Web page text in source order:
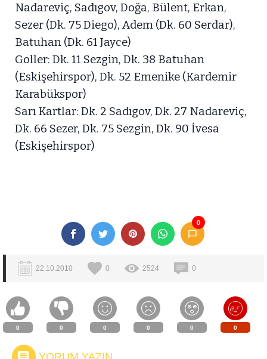
Nadareviç, Sadıgov, Doğa, Bülent, Erkan,
Sezer (Dk. 75 Diego), Adem (Dk. 60 Serdar),
Batuhan (Dk. 61 Jayce)
Goller: Dk. 11 Sezgin, Dk. 38 Batuhan
(Eskişehirspor), Dk. 52 Emenike (Kardemir
Karabükspor)
Sarı Kartlar: Dk. 2 Sadıgov, Dk. 27 Nadareviç,
Dk. 66 Sezer, Dk. 75 Sezgin, Dk. 90 İvesa
(Eskişehirspor)
0
22.10.2010 0 2524 0
0 0 0 0 0 0
YORUM YAZIN